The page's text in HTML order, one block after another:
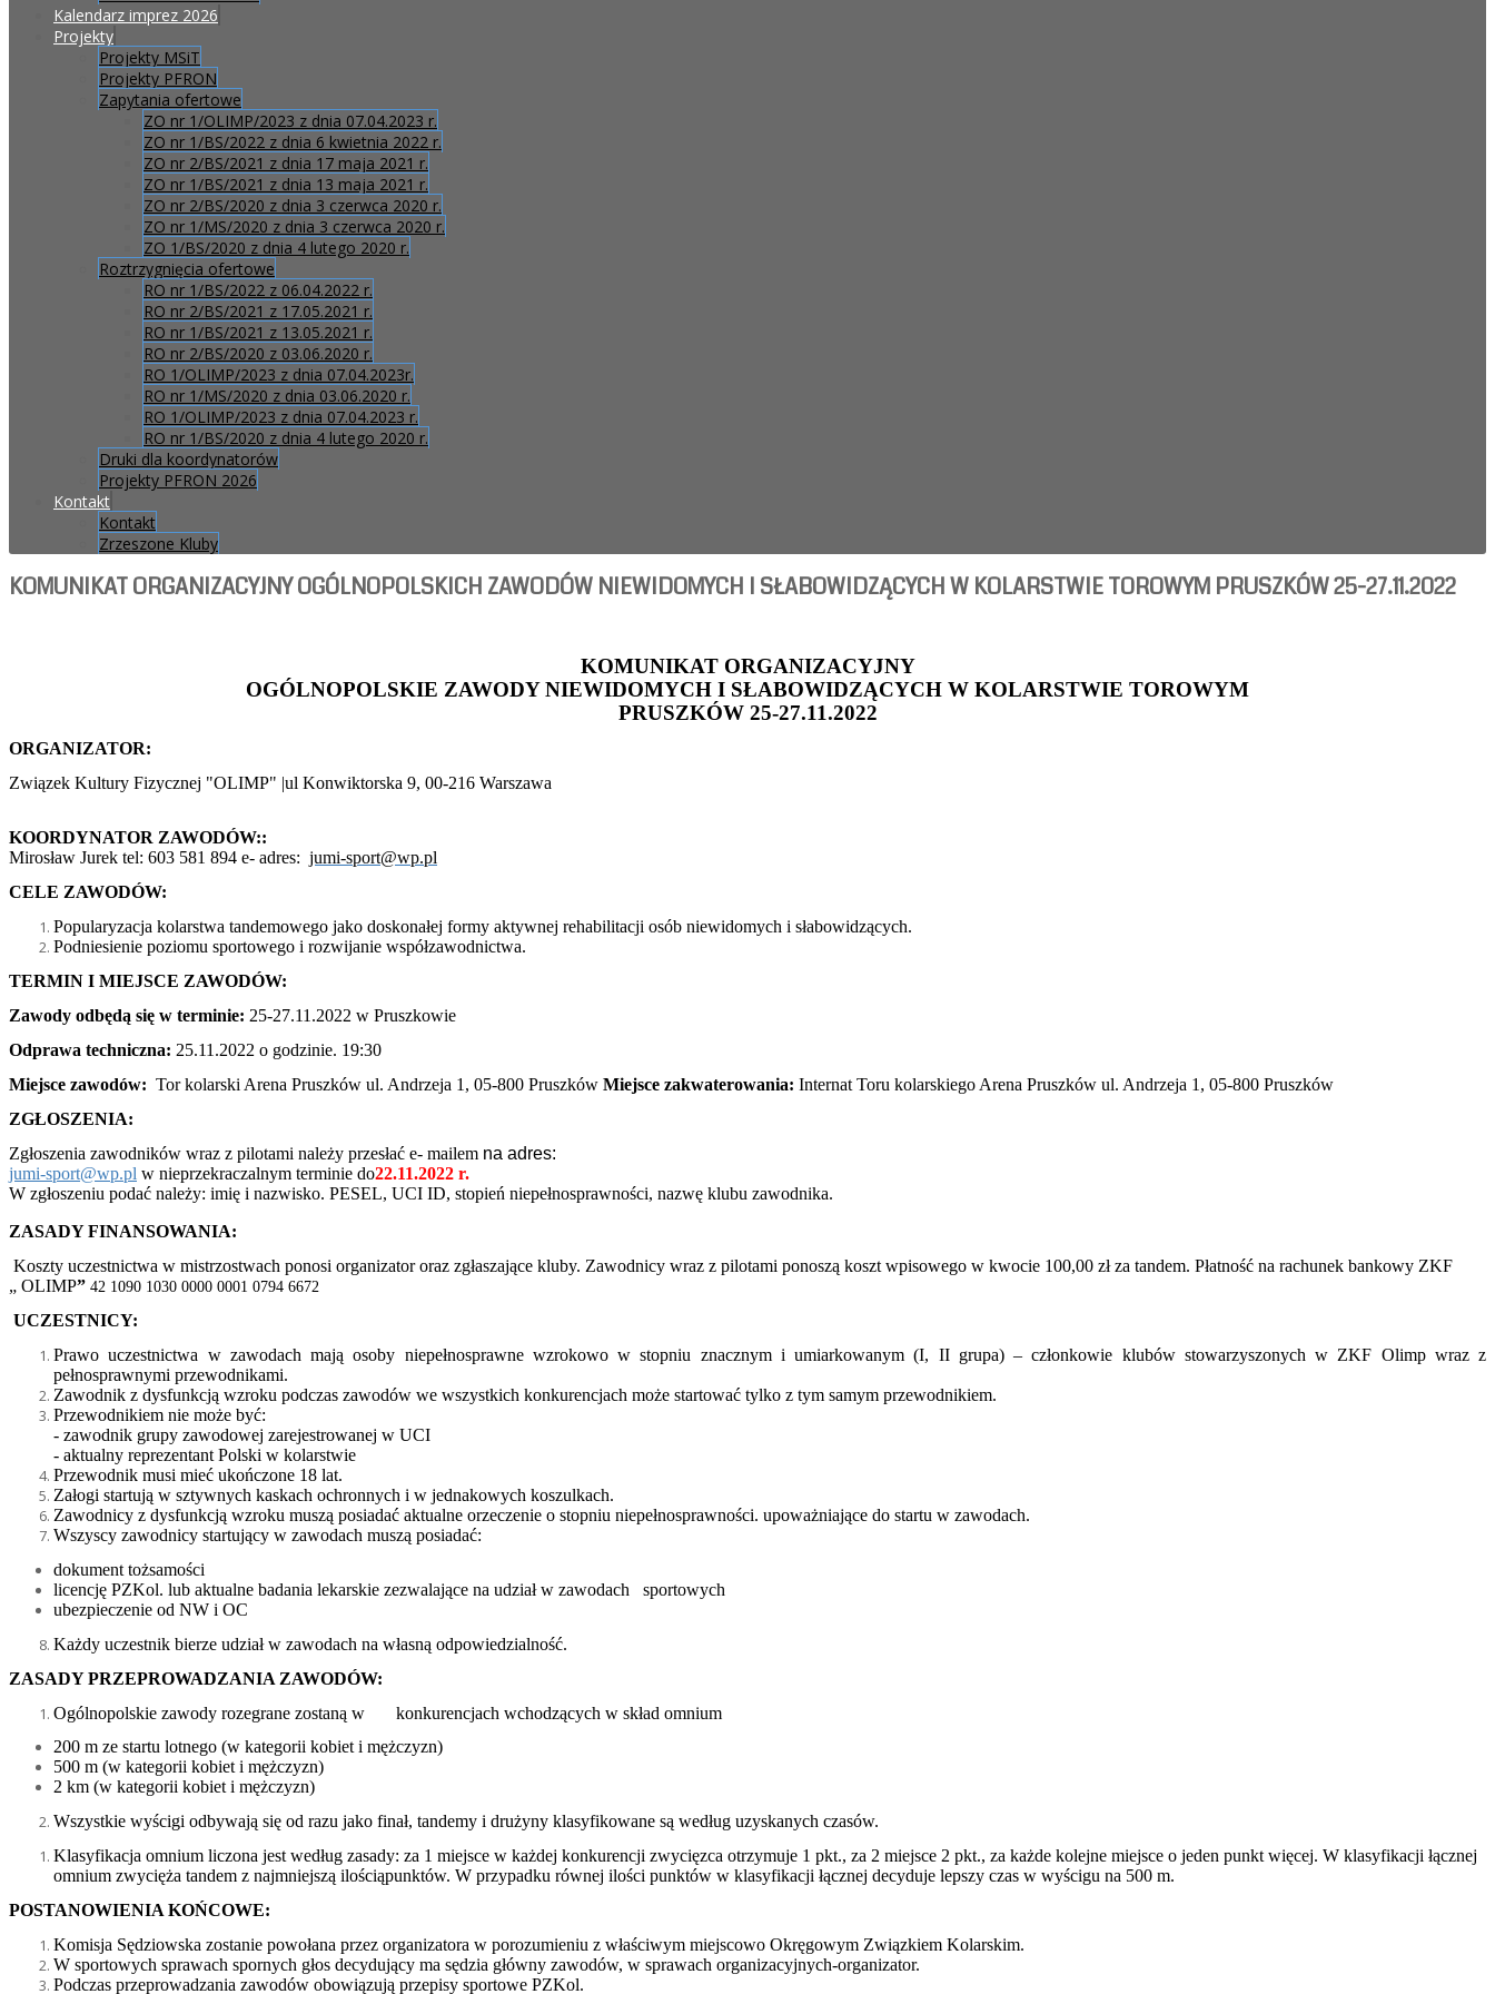
Kalendarz imprez 2026
Projekty
Projekty MSiT
Projekty PFRON
Zapytania ofertowe
ZO nr 1/OLIMP/2023 z dnia 07.04.2023 r.
ZO nr 1/BS/2022 z dnia 6 kwietnia 2022 r.
ZO nr 2/BS/2021 z dnia 17 maja 2021 r.
ZO nr 1/BS/2021 z dnia 13 maja 2021 r.
ZO nr 2/BS/2020 z dnia 3 czerwca 2020 r.
ZO nr 1/MS/2020 z dnia 3 czerwca 2020 r.
ZO 1/BS/2020 z dnia 4 lutego 2020 r.
Roztrzygnięcia ofertowe
RO nr 1/BS/2022 z 06.04.2022 r.
RO nr 2/BS/2021 z 17.05.2021 r.
RO nr 1/BS/2021 z 13.05.2021 r.
RO nr 2/BS/2020 z 03.06.2020 r.
RO 1/OLIMP/2023 z dnia 07.04.2023r.
RO nr 1/MS/2020 z dnia 03.06.2020 r.
RO 1/OLIMP/2023 z dnia 07.04.2023 r.
RO nr 1/BS/2020 z dnia 4 lutego 2020 r.
Druki dla koordynatorów
Projekty PFRON 2026
Kontakt
Kontakt
Zrzeszone Kluby
KOMUNIKAT ORGANIZACYJNY OGÓLNOPOLSKICH ZAWODÓW NIEWIDOMYCH I SŁABOWIDZĄCYCH W KOLARSTWIE TOROWYM PRUSZKÓW 25-27.11.2022
KOMUNIKAT ORGANIZACYJNY
OGÓLNOPOLSKIE ZAWODY NIEWIDOMYCH I SŁABOWIDZĄCYCH W KOLARSTWIE TOROWYM
PRUSZKÓW 25-27.11.2022
ORGANIZATOR:
Związek Kultury Fizycznej "OLIMP" |ul Konwiktorska 9, 00-216 Warszawa
KOORDYNATOR ZAWODÓW::
Mirosław Jurek tel: 603 581 894 e- adres: jumi-sport@wp.pl
CELE ZAWODÓW:
Popularyzacja kolarstwa tandemowego jako doskonałej formy aktywnej rehabilitacji osób niewidomych i słabowidzących.
Podniesienie poziomu sportowego i rozwijanie współzawodnictwa.
TERMIN I MIEJSCE ZAWODÓW:
Zawody odbędą się w terminie: 25-27.11.2022 w Pruszkowie
Odprawa techniczna: 25.11.2022 o godzinie. 19:30
Miejsce zawodów: Tor kolarski Arena Pruszków ul. Andrzeja 1, 05-800 Pruszków Miejsce zakwaterowania: Internat Toru kolarskiego Arena Pruszków ul. Andrzeja 1, 05-800 Pruszków
ZGŁOSZENIA:
Zgłoszenia zawodników wraz z pilotami należy przesłać e- mailem na adres:
jumi-sport@wp.pl w nieprzekraczalnym terminie do22.11.2022 r.
W zgłoszeniu podać należy: imię i nazwisko. PESEL, UCI ID, stopień niepełnosprawności, nazwę klubu zawodnika.
ZASADY FINANSOWANIA:
Koszty uczestnictwa w mistrzostwach ponosi organizator oraz zgłaszające kluby. Zawodnicy wraz z pilotami ponoszą koszt wpisowego w kwocie 100,00 zł za tandem. Płatność na rachunek bankowy ZKF
„ OLIMP” 42 1090 1030 0000 0001 0794 6672
UCZESTNICY:
Prawo uczestnictwa w zawodach mają osoby niepełnosprawne wzrokowo w stopniu znacznym i umiarkowanym (I, II grupa) – członkowie klubów stowarzyszonych w ZKF Olimp wraz z
pełnosprawnymi przewodnikami.
Zawodnik z dysfunkcją wzroku podczas zawodów we wszystkich konkurencjach może startować tylko z tym samym przewodnikiem.
Przewodnikiem nie może być:
- zawodnik grupy zawodowej zarejestrowanej w UCI
- aktualny reprezentant Polski w kolarstwie
Przewodnik musi mieć ukończone 18 lat.
Załogi startują w sztywnych kaskach ochronnych i w jednakowych koszulkach.
Zawodnicy z dysfunkcją wzroku muszą posiadać aktualne orzeczenie o stopniu niepełnosprawności. upoważniające do startu w zawodach.
Wszyscy zawodnicy startujący w zawodach muszą posiadać:
dokument tożsamości
licencję PZKol. lub aktualne badania lekarskie zezwalające na udział w zawodach sportowych
ubezpieczenie od NW i OC
Każdy uczestnik bierze udział w zawodach na własną odpowiedzialność.
ZASADY PRZEPROWADZANIA ZAWODÓW:
Ogólnopolskie zawody rozegrane zostaną w konkurencjach wchodzących w skład omnium
200 m ze startu lotnego (w kategorii kobiet i mężczyzn)
500 m (w kategorii kobiet i mężczyzn)
2 km (w kategorii kobiet i mężczyzn)
Wszystkie wyścigi odbywają się od razu jako finał, tandemy i drużyny klasyfikowane są według uzyskanych czasów.
Klasyfikacja omnium liczona jest według zasady: za 1 miejsce w każdej konkurencji zwycięzca otrzymuje 1 pkt., za 2 miejsce 2 pkt., za każde kolejne miejsce o jeden punkt więcej. W klasyfikacji łącznej
omnium zwycięża tandem z najmniejszą ilościąpunktów. W przypadku równej ilości punktów w klasyfikacji łącznej decyduje lepszy czas w wyścigu na 500 m.
POSTANOWIENIA KOŃCOWE:
Komisja Sędziowska zostanie powołana przez organizatora w porozumieniu z właściwym miejscowo Okręgowym Związkiem Kolarskim.
W sportowych sprawach spornych głos decydujący ma sędzia główny zawodów, w sprawach organizacyjnych-organizator.
Podczas przeprowadzania zawodów obowiązują przepisy sportowe PZKol.